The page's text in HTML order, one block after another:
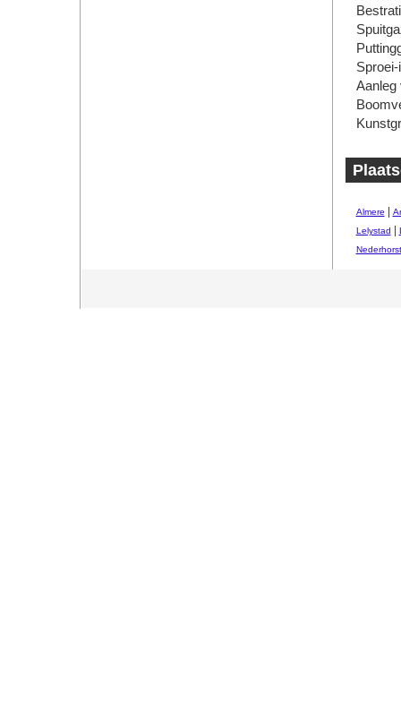
Aanleg
Almere
Lelystad